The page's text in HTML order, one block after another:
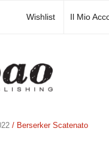
Wishlist Il Mio
/ Berserker Scatenato